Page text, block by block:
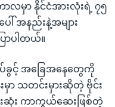
လမှာ နိုင်ငံအားလုံးရဲ့ ၇၅
အနည်းနဲ့အများ
ာပါတယ်။
ခွင့် အခြေအနေတွေကို
ာ သတင်းမှားဆိုတဲ့ ဗိုင်း
ဆုံး ကာကွယ်ဆေးဖြစ်တဲ့